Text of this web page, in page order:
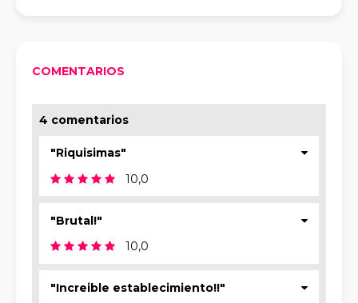
COMENTARIOS
4 comentarios
"Riquisimas"
10,0
"Brutal!"
10,0
"Increible establecimiento!!"